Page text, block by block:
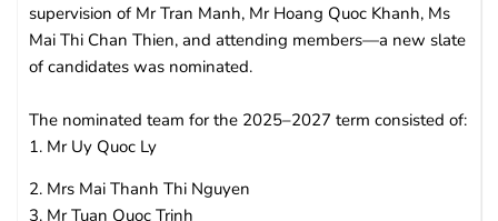
supervision of Mr Tran Manh, Mr Hoang Quoc Khanh, Ms
Mai Thi Chan Thien, and attending members—a new slate
of candidates was nominated.
The nominated team for the 2025–2027 term consisted of:
1. Mr Uy Quoc Ly
2. Mrs Mai Thanh Thi Nguyen
3. Mr Tuan Quoc Trinh